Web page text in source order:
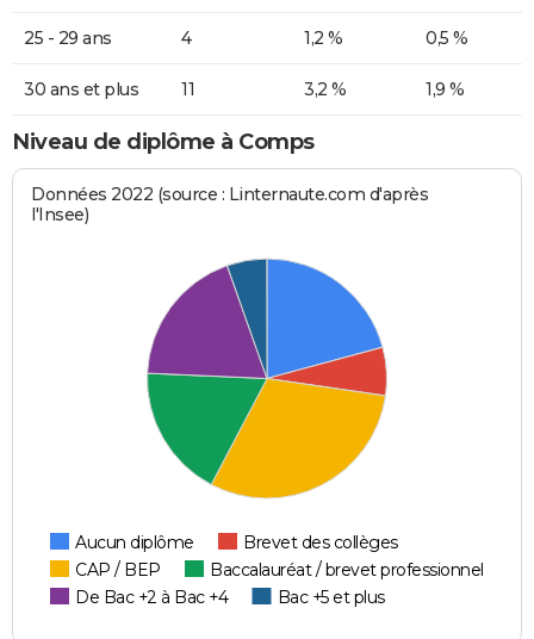
25 - 29 ans 4 1,2 % 0,5 %
30 ans et plus 11 3,2 % 1,9 %
Niveau de diplôme à Comps
Données 2022 (source : Linternaute.com d'après
l'Insee)
Aucun diplôme
Brevet des collèges
CAP / BEP
Baccalauréat / brevet professionnel
De Bac +2 à Bac +4
Bac +5 et plus